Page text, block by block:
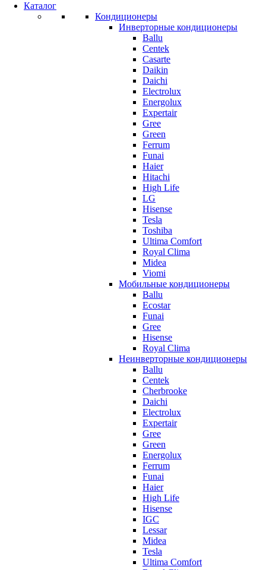
Каталог
Кондиционеры
Инверторные кондиционеры
Ballu
Centek
Casarte
Daikin
Daichi
Electrolux
Energolux
Expertair
Gree
Green
Ferrum
Funai
Haier
Hitachi
High Life
LG
Hisense
Tesla
Toshiba
Ultima Comfort
Royal Clima
Midea
Viomi
Мобильные кондиционеры
Ballu
Ecostar
Funai
Gree
Hisense
Royal Clima
Неинверторные кондиционеры
Ballu
Centek
Cherbrooke
Daichi
Electrolux
Expertair
Gree
Green
Energolux
Ferrum
Funai
Haier
High Life
Hisense
IGC
Lessar
Midea
Tesla
Ultima Comfort